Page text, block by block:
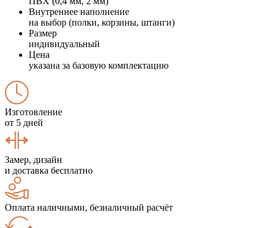
Внутреннее наполнение
на выбор (полки, корзины, штанги)
Размер
индивидуальный
Цена
указана за базовую комплектацию
Изготовление
от 5 дней
Замер, дизайн
и доставка бесплатно
Оплата наличными, безналичный расчёт